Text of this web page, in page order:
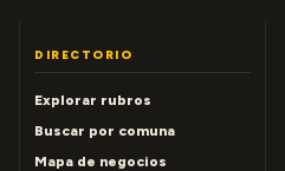
DIRECTORIO
Explorar rubros
Buscar por comuna
Mapa de negocios